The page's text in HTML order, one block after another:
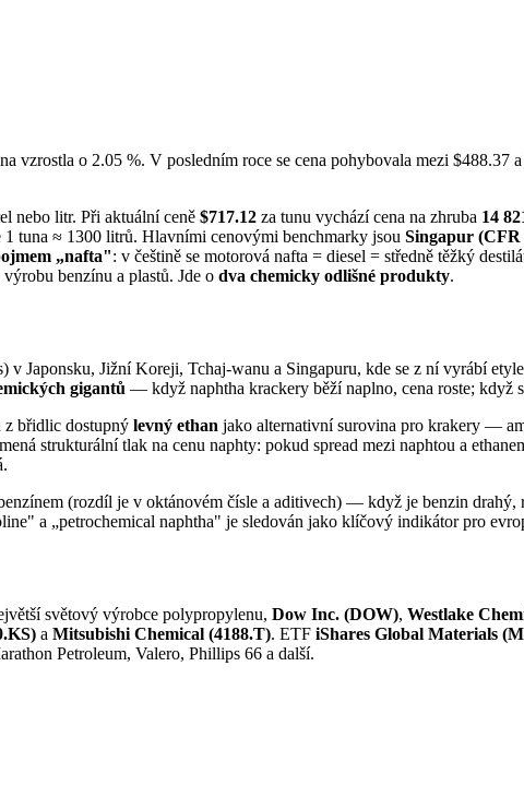
o 2.05 %. V posledním roce se cena pohybovala mezi $488.37
nebo litr. Při aktuální ceně $717.12 za tunu vychází cena na zhruba 14
1 tuna ≈ 1300 litrů. Hlavními cenovými benchmarky jsou Singapur (CFR
„nafta": v češtině se motorová nafta = diesel = středně těžký
benzínu a plastů. Jde o dva chemicky odlišné produkty.
v Japonsku, Jižní Koreji, Tchaj-wanu a Singapuru, kde se z ní vyrábí
gigantů — když naphtha krackery běží naplno, cena roste; když
břidlic dostupný levný ethan jako alternativní surovina pro krakery —
strukturální tlak na cenu naphty: pokud spread mezi naphtou a
(rozdíl je v oktánovém čísle a aditivech) — když je benzin
a „petrochemical naphtha" je sledován jako klíčový indikátor pro
světový výrobce polypropylenu, Dow Inc. (DOW), Westlake
a Mitsubishi Chemical (4188.T). ETF iShares Global Materials
Petroleum, Valero, Phillips 66 a další.